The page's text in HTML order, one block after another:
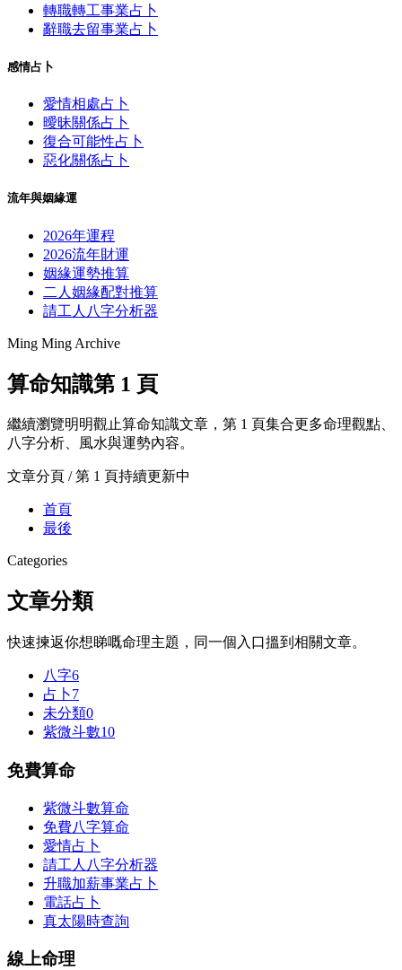
轉職轉工事業占卜
辭職去留事業占卜
感情占卜
愛情相處占卜
曖昧關係占卜
復合可能性占卜
惡化關係占卜
流年與姻緣運
2026年運程
2026流年財運
姻緣運勢推算
二人姻緣配對推算
請工人八字分析器
Ming Ming Archive
算命知識第 1 頁
繼續瀏覽明明觀止算命知識文章，第 1 頁集合更多命理觀點、
八字分析、風水與運勢內容。
文章分頁 / 第 1 頁持續更新中
首頁
最後
Categories
文章分類
快速揀返你想睇嘅命理主題，同一個入口搵到相關文章。
八字6
占卜7
未分類0
紫微斗數10
免費算命
紫微斗數算命
免費八字算命
愛情占卜
請工人八字分析器
升職加薪事業占卜
電話占卜
真太陽時查詢
線上命理